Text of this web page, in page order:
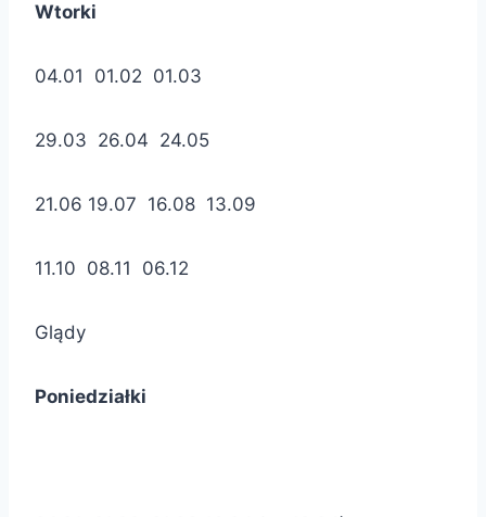
Wtorki
04.01 01.02 01.03
29.03 26.04 24.05
21.06 19.07 16.08 13.09
11.10 08.11 06.12
Glądy
Poniedziałki